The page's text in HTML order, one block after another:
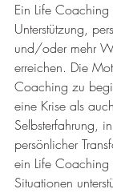
Ein Life
Unterstützung,
und/oder mehr
erreichen. Die
Coaching zu
eine Krise als
Selbsterfahrung,
persönlicher
ein Life Coaching
Situationen